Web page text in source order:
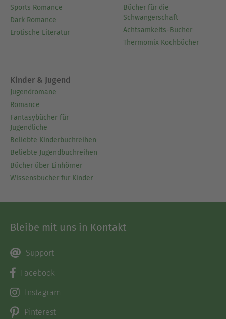
Sports Romance
Dark Romance
Erotische Literatur
Bücher für die
Schwangerschaft
Achtsamkeits-Bücher
Thermomix Kochbücher
Kinder & Jugend
Jugendromane
Romance
Fantasybücher für
Jugendliche
Beliebte Kinderbuchreihen
Beliebte Jugendbuchreihen
Bücher über Einhörner
Wissensbücher für Kinder
Bleibe mit uns in Kontakt
Support
Facebook
Instagram
Pinterest